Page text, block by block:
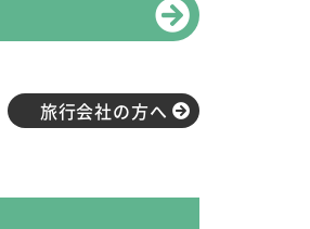
旅行会社の方へ